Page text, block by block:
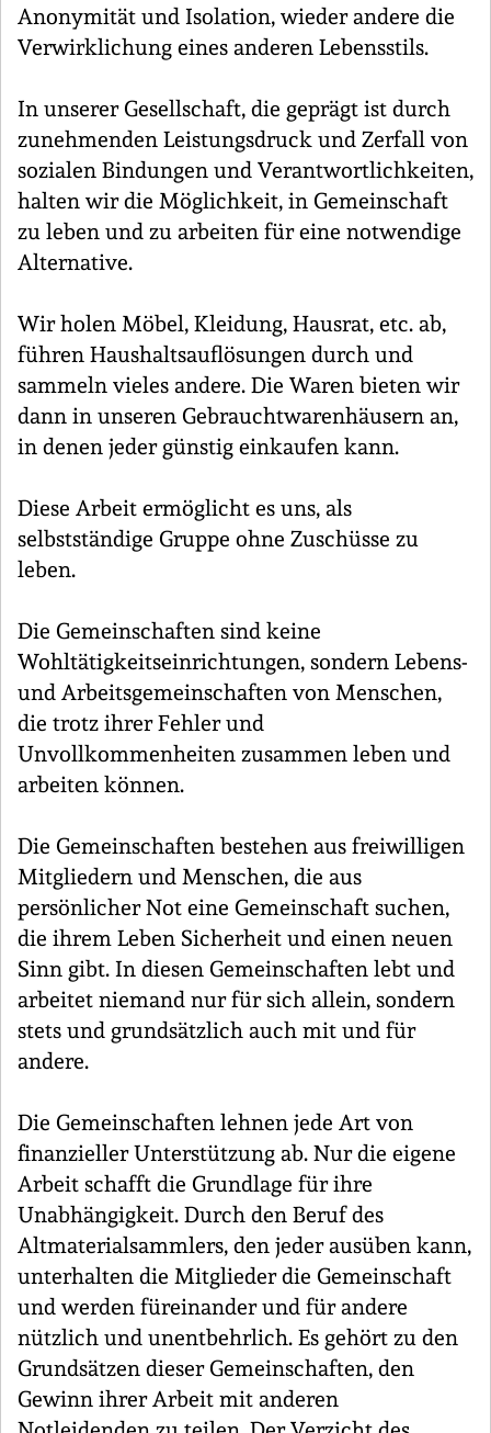
Anonymität und Isolation, wieder andere die
Verwirklichung eines anderen Lebensstils.
In unserer Gesellschaft, die geprägt ist durch
zunehmenden Leistungsdruck und Zerfall von
sozialen Bindungen und Verantwortlichkeiten,
halten wir die Möglichkeit, in Gemeinschaft
zu leben und zu arbeiten für eine notwendige
Alternative.
Wir holen Möbel, Kleidung, Hausrat, etc. ab,
führen Haushaltsauflösungen durch und
sammeln vieles andere. Die Waren bieten wir
dann in unseren Gebrauchtwarenhäusern an,
in denen jeder günstig einkaufen kann.
Diese Arbeit ermöglicht es uns, als
selbstständige Gruppe ohne Zuschüsse zu
leben.
Die Gemeinschaften sind keine
Wohltätigkeitseinrichtungen, sondern Lebens-
und Arbeitsgemeinschaften von Menschen,
die trotz ihrer Fehler und
Unvollkommenheiten zusammen leben und
arbeiten können.
Die Gemeinschaften bestehen aus freiwilligen
Mitgliedern und Menschen, die aus
persönlicher Not eine Gemeinschaft suchen,
die ihrem Leben Sicherheit und einen neuen
Sinn gibt. In diesen Gemeinschaften lebt und
arbeitet niemand nur für sich allein, sondern
stets und grundsätzlich auch mit und für
andere.
Die Gemeinschaften lehnen jede Art von
finanzieller Unterstützung ab. Nur die eigene
Arbeit schafft die Grundlage für ihre
Unabhängigkeit. Durch den Beruf des
Altmaterialsammlers, den jeder ausüben kann,
unterhalten die Mitglieder die Gemeinschaft
und werden füreinander und für andere
nützlich und unentbehrlich. Es gehört zu den
Grundsätzen dieser Gemeinschaften, den
Gewinn ihrer Arbeit mit anderen